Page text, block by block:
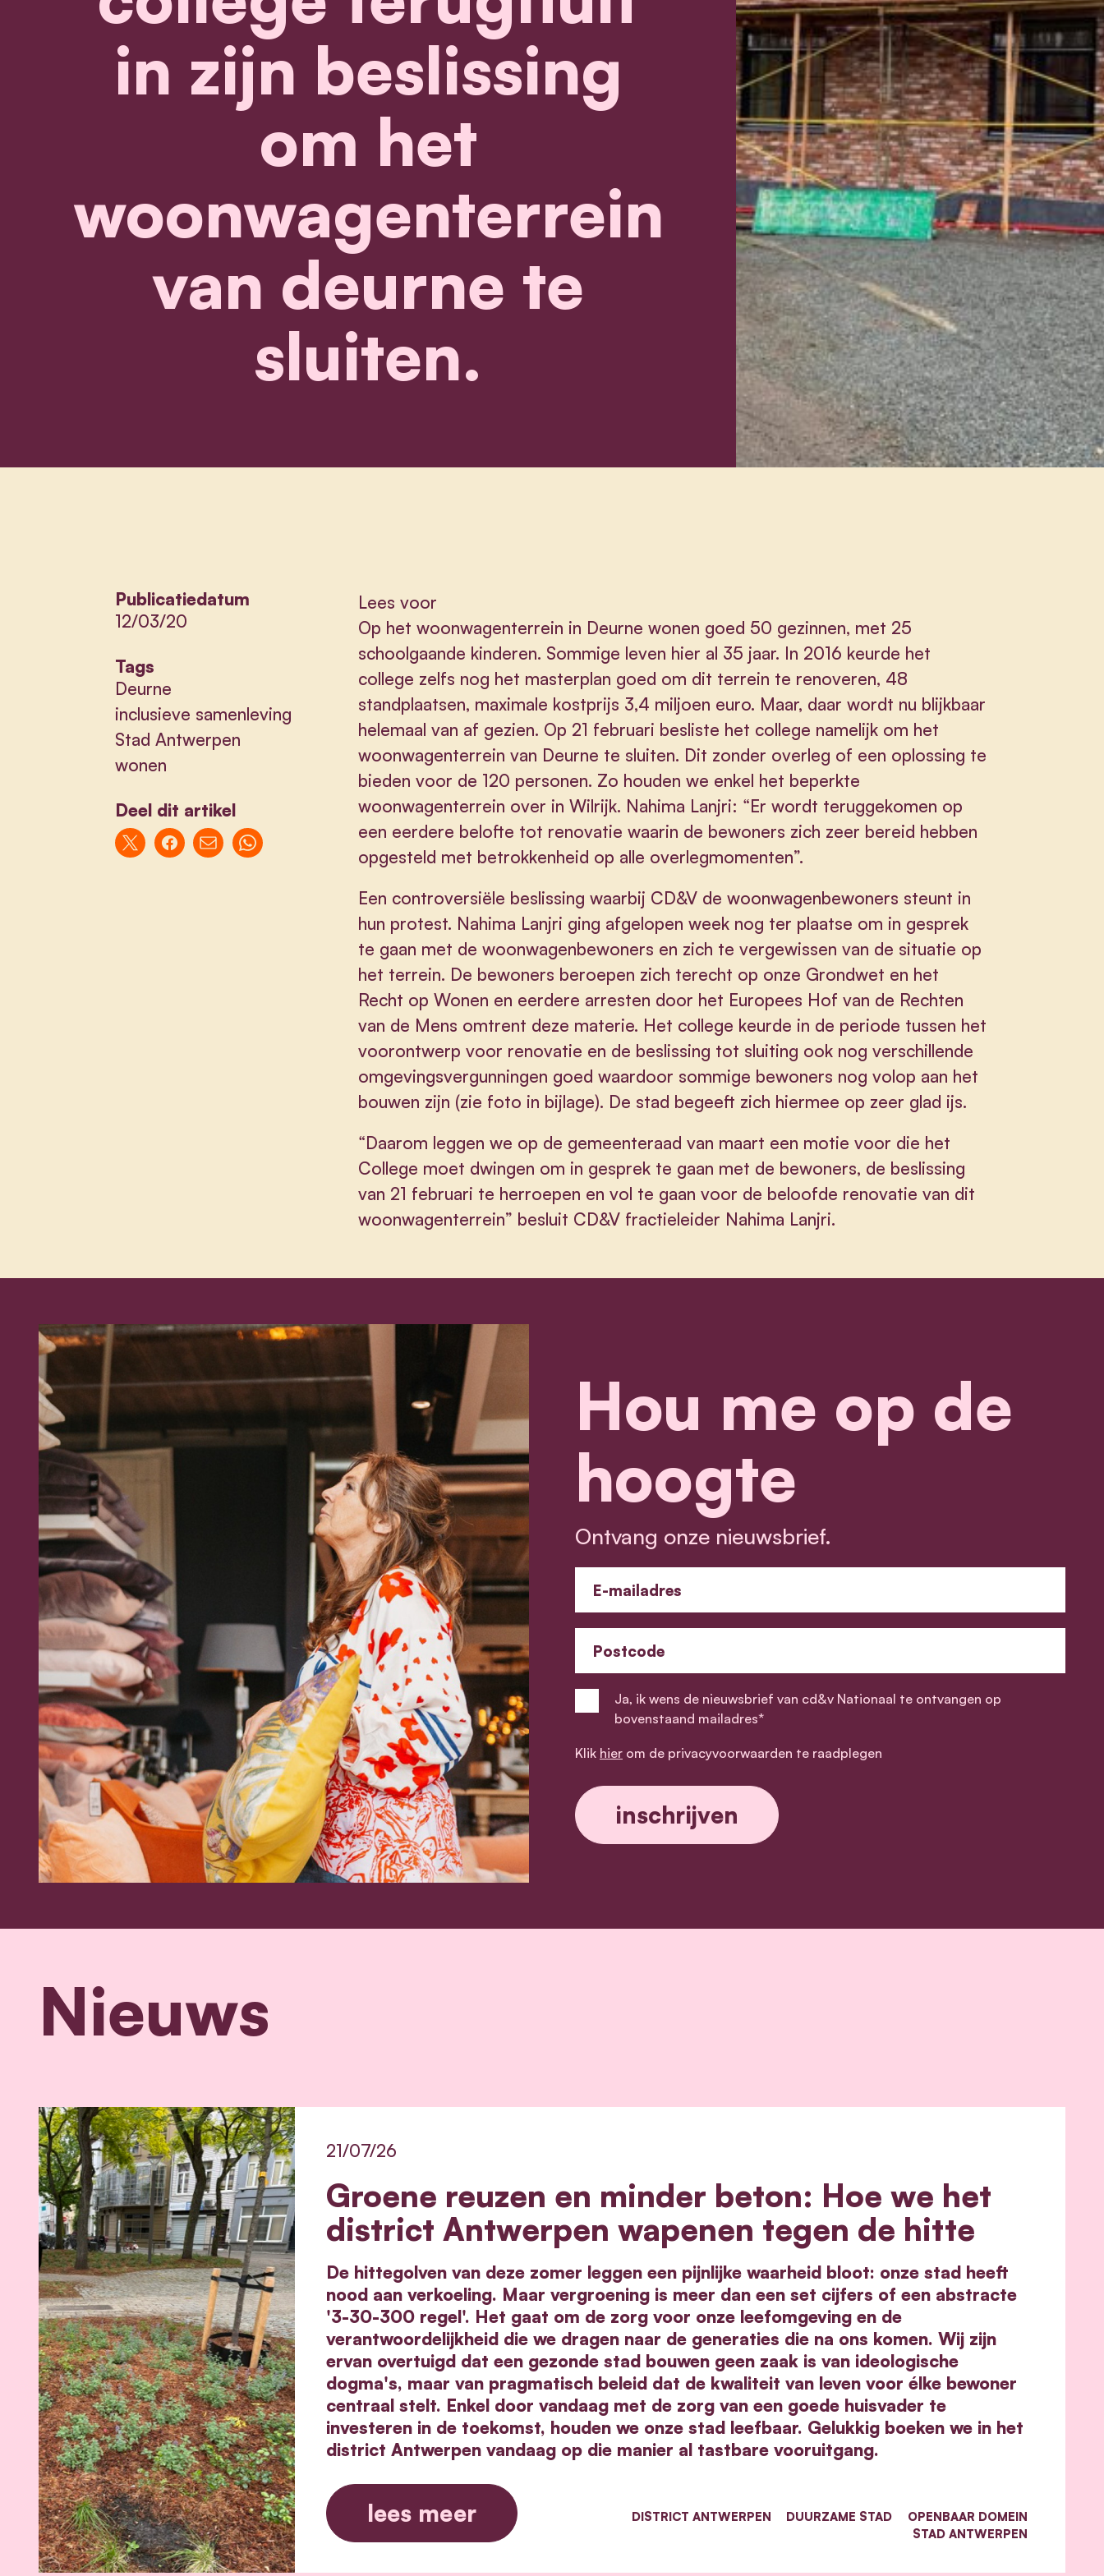
in zijn beslissing
om het
woonwagenterrein
van deurne te
sluiten.
Publicatiedatum
12/03/20
Tags
Deurne
inclusieve samenleving
Stad Antwerpen
wonen
Deel dit artikel
Lees voor
Op het woonwagenterrein in Deurne wonen goed 50 gezinnen, met 25
schoolgaande kinderen. Sommige leven hier al 35 jaar. In 2016 keurde het
college zelfs nog het masterplan goed om dit terrein te renoveren, 48
standplaatsen, maximale kostprijs 3,4 miljoen euro. Maar, daar wordt nu blijkbaar
helemaal van af gezien. Op 21 februari besliste het college namelijk om het
woonwagenterrein van Deurne te sluiten. Dit zonder overleg of een oplossing te
bieden voor de 120 personen. Zo houden we enkel het beperkte
woonwagenterrein over in Wilrijk. Nahima Lanjri: “Er wordt teruggekomen op
een eerdere belofte tot renovatie waarin de bewoners zich zeer bereid hebben
opgesteld met betrokkenheid op alle overlegmomenten”.
Een controversiële beslissing waarbij CD&V de woonwagenbewoners steunt in
hun protest. Nahima Lanjri ging afgelopen week nog ter plaatse om in gesprek
te gaan met de woonwagenbewoners en zich te vergewissen van de situatie op
het terrein. De bewoners beroepen zich terecht op onze Grondwet en het
Recht op Wonen en eerdere arresten door het Europees Hof van de Rechten
van de Mens omtrent deze materie. Het college keurde in de periode tussen het
voorontwerp voor renovatie en de beslissing tot sluiting ook nog verschillende
omgevingsvergunningen goed waardoor sommige bewoners nog volop aan het
bouwen zijn (zie foto in bijlage). De stad begeeft zich hiermee op zeer glad ijs.
“Daarom leggen we op de gemeenteraad van maart een motie voor die het
College moet dwingen om in gesprek te gaan met de bewoners, de beslissing
van 21 februari te herroepen en vol te gaan voor de beloofde renovatie van dit
woonwagenterrein” besluit CD&V fractieleider Nahima Lanjri.
Hou me op de
hoogte
Ontvang onze nieuwsbrief.
E-mailadres
Postcode
Ja, ik wens de nieuwsbrief van cd&v Nationaal te ontvangen op
bovenstaand mailadres*
Klik hierom de privacyvoorwaarden te raadplegen
Nieuws
Groene reuzen en minder beton: Hoe we het
district Antwerpen wapenen tegen de hitte
21/07/26
De hittegolven van deze zomer leggen een pijnlijke waarheid bloot: onze stad heeft
nood aan verkoeling. Maar vergroening is meer dan een set cijfers of een abstracte
'3-30-300 regel'. Het gaat om de zorg voor onze leefomgeving en de
verantwoordelijkheid die we dragen naar de generaties die na ons komen. Wij zijn
ervan overtuigd dat een gezonde stad bouwen geen zaak is van ideologische
dogma's, maar van pragmatisch beleid dat de kwaliteit van leven voor élke bewoner
centraal stelt. Enkel door vandaag met de zorg van een goede huisvader te
investeren in de toekomst, houden we onze stad leefbaar. Gelukkig boeken we in het
district Antwerpen vandaag op die manier al tastbare vooruitgang.
lees meer DISTRICT ANTWERPEN DUURZAME STAD
OPENBAAR DOMEIN
STAD ANTWERPEN